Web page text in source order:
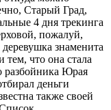
Старый Град,
4 дня трекинга
пожалуй,
знаменита
тем, что она стала
разбойника Юрая
деньги
также своей